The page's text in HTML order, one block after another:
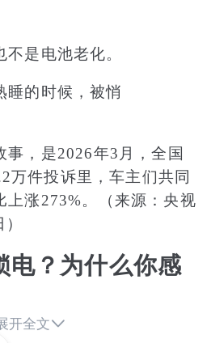
是电池老化。
睡的时候，被悄
事，是2026年3月，全国
万件投诉里，车主们共同
涨273%。（来源：央视
电？为什么你感
Air，直译就是“空中升
开全文